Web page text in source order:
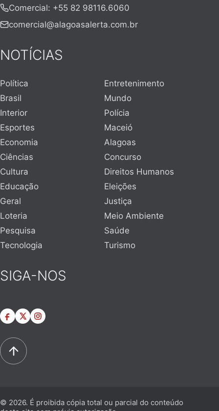
Comercial: +55 82 98116.6060
comercial@alagoasalerta.com.br
NOTÍCIAS
Política
Entretenimento
Brasil
Mundo
Interior
Polícia
Esportes
Maceió
Economia
Alagoas
Ciências
Concurso
Cultura
Direitos Humanos
Educação
Eleições
Geral
Justiça
Loteria
Meio Ambiente
Pesquisa
Saúde
Tecnologia
Turismo
SIGA-NOS
© 2026. É proibida cópia total ou parcial do conteúdo